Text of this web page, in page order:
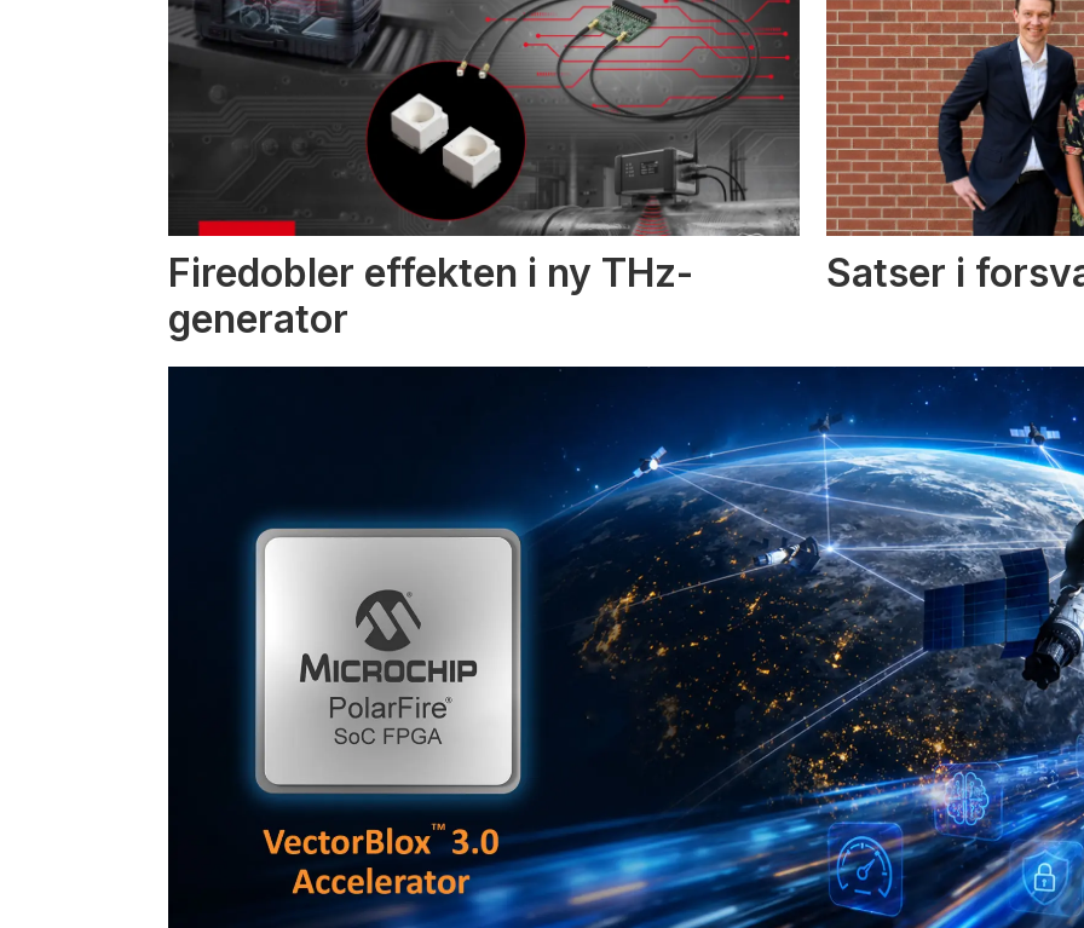
Firedobler effekten i ny THz-
generator
Satser i